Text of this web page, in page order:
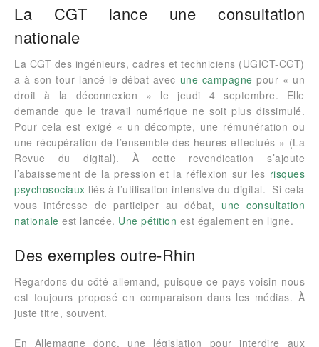
La CGT lance une consultation
nationale
La CGT des ingénieurs, cadres et techniciens (UGICT-CGT)
a à son tour lancé le débat avec une campagne pour « un
droit à la déconnexion » le jeudi 4 septembre. Elle
demande que le travail numérique ne soit plus dissimulé.
Pour cela est exigé « un décompte, une rémunération ou
une récupération de l’ensemble des heures effectués » (La
Revue du digital). À cette revendication s’ajoute
l’abaissement de la pression et la réflexion sur les risques
psychosociaux liés à l’utilisation intensive du digital. Si cela
vous intéresse de participer au débat, une consultation
nationale est lancée. Une pétition est également en ligne.
Des exemples outre-Rhin
Regardons du côté allemand, puisque ce pays voisin nous
est toujours proposé en comparaison dans les médias. À
juste titre, souvent.
En Allemagne donc, une législation pour interdire aux